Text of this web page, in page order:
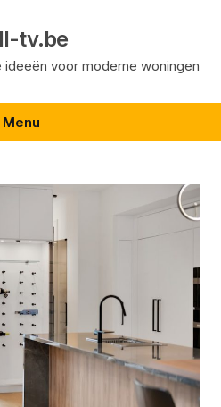
tv.be
ideeën voor moderne woningen
Menu